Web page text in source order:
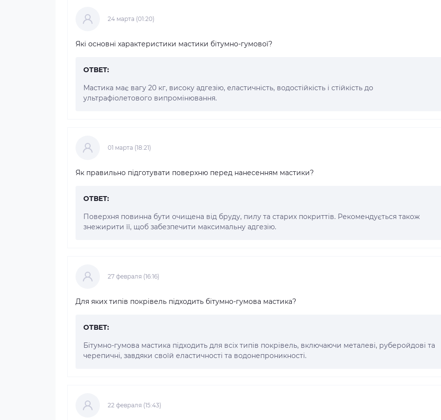
24 марта (01:20)
Які основні характеристики мастики бітумно-гумової?
ОТВЕТ:
Мастика має вагу 20 кг, високу адгезію, еластичність, водостійкість і стійкість до
ультрафіолетового випромінювання.
01 марта (18:21)
Як правильно підготувати поверхню перед нанесенням мастики?
ОТВЕТ:
Поверхня повинна бути очищена від бруду, пилу та старих покриттів. Рекомендується також
знежирити її, щоб забезпечити максимальну адгезію.
27 февраля (16:16)
Для яких типів покрівель підходить бітумно-гумова мастика?
ОТВЕТ:
Бітумно-гумова мастика підходить для всіх типів покрівель, включаючи металеві, руберойдові та
черепичні, завдяки своїй еластичності та водонепроникності.
22 февраля (15:43)